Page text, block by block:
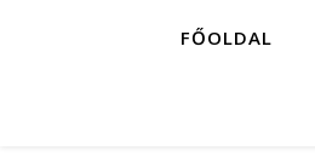
FŐOLDAL